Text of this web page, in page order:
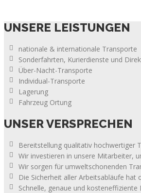
UNSERE LEISTUNGEN
nationale & internationale Transporte
Sonderfahrten, Kurierdienste und
Über-Nacht-Transporte
Individual-Transporte
Lagerung
Fahrzeug Ortung
UNSER VERSPRECHEN
Bereitstellung qualitativ hochwertiger
Wir investieren in unsere Mitarbeiter,
Wir sorgen für umweltschonenden
Die Sicherheit aller Arbeitsabläufe hat
Schnelle, genaue und